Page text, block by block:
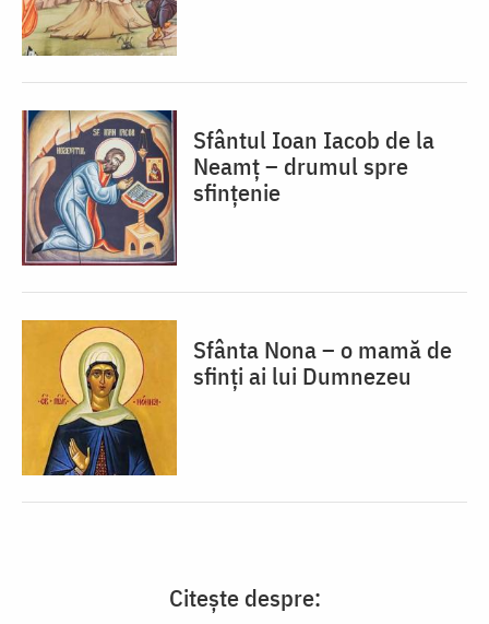
Sfântul Ioan Iacob de la
Neamț – drumul spre
sfințenie
Sfânta Nona – o mamă de
sfinți ai lui Dumnezeu
Citește despre: